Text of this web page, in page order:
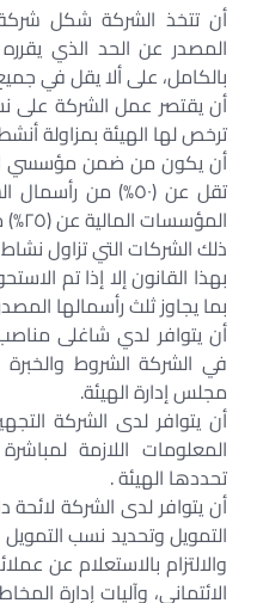
أن تتخذ الشركة شكل
المصدر عن الحد الذي
بالكامل، على ألا يقل في
أن يقتصر عمل الشركة على
ترخص لها الهيئة بمزاولة
أن يكون من ضمن مؤسسي
تقل عن (٥٠%) من
ذلك الشركات التي تزاول
بهذا القانون إلا إذا تم
بما يجاوز ثلث رأسمالها
أن يتوافر لدي شاغلى
في الشركة الشروط
مجلس إدارة الهيئة.
أن يتوافر لدى الشركة
المعلومات اللازمة
تحددها الهيئة .
أن يتوافر لدى الشركة
التمويل وتحديد نسب
والالتزام بالاستعلام عن
الائتماني، وآليات إدارة